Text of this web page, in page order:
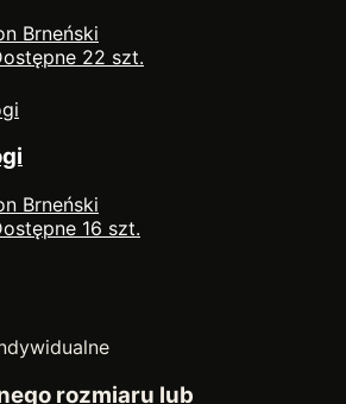
Brneński
22 szt.
Brneński
16 szt.
rozmiaru lub